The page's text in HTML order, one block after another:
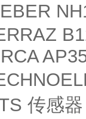
传感器